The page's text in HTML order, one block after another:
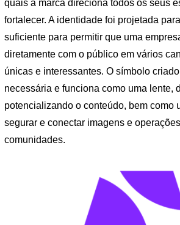
quais a marca direciona todos os seus
fortalecer. A identidade foi projetada
suficiente para permitir que uma
diretamente com o público em vários
únicas e interessantes. O símbolo
necessária e funciona como uma lente,
potencializando o conteúdo, bem como
segurar e conectar imagens e
comunidades.